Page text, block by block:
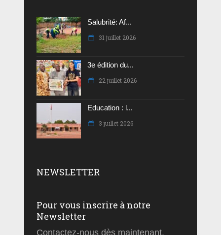
Salubrité: Af...
31 juillet 2026
3e édition du...
22 juillet 2026
Education : l...
3 juillet 2026
NEWSLETTER
Pour vous inscrire à notre
Newsletter
Contactez-nous dès maintenant.